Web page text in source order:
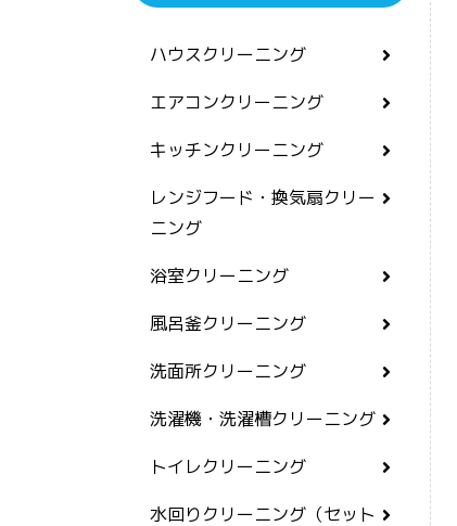
ハウスクリーニング
エアコンクリーニング
キッチンクリーニング
レンジフード・換気扇クリー
ニング
浴室クリーニング
風呂釜クリーニング
洗面所クリーニング
洗濯機・洗濯槽クリーニング
トイレクリーニング
水回りクリーニング（セット